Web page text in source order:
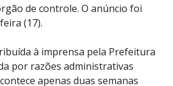
de controle. O anúncio foi
(17).
à imprensa pela Prefeitura
por razões administrativas
apenas duas semanas